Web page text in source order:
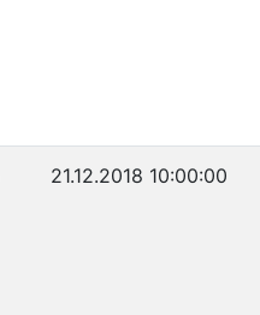
21.12.2018 10:00:00